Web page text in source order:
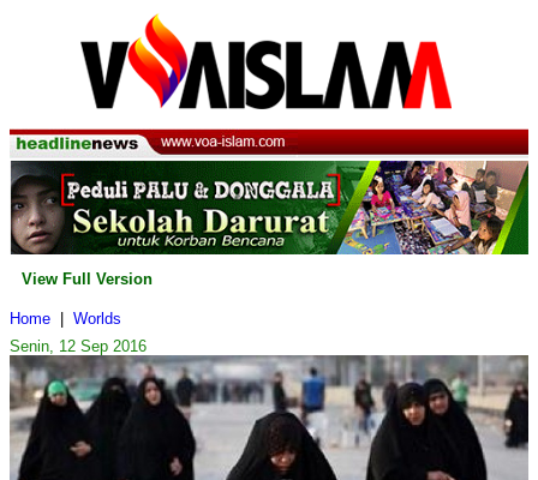
View Full Version
Home
Worlds
Senin, 12 Sep 2016